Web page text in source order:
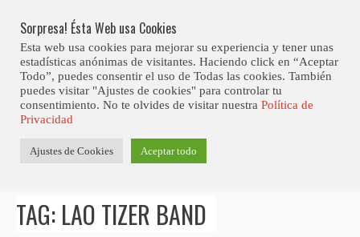
content
Club Contest.
Posts tagged "Lao Tizer Band"
TAG: LAO TIZER BAND
Sorpresa! Ésta Web usa Cookies
Esta web usa cookies para mejorar su experiencia y tener unas
estadísticas anónimas de visitantes. Haciendo click en “Aceptar
Todo”, puedes consentir el uso de Todas las cookies. También
puedes visitar "Ajustes de cookies" para controlar tu
consentimiento. No te olvides de visitar nuestra Política de
Privacidad
Ajustes de Cookies Aceptar todo